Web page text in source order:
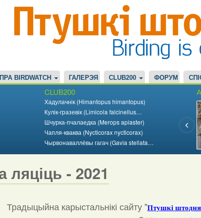
ПРА BIRDWATCH ГАЛЕРЭЯ CLUB200 ФОРУМ
CLUB200
Хадулачнік (Himantopus himantopus)
Кулік-гразевік (Limicola falcinellus…
Шчурка-пчалаедка (Merops apiaster)
Чапля-кваква (Nycticorax nycticorax)
Чырвонаваллёвы гагач (Gavia stellata…
ляціць - 2021
Традыцыйна карыстальнікі сайту "Птушкі штодня